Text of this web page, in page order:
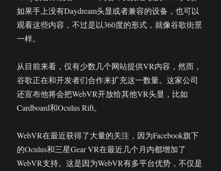
VR/AR
等
获
新
生
如果手上没有Daydream头显或者兼容的设备，也可以
观看这些内容，不过是以360度的形式，就像谷歌街景
一样。
从目前来看，仅有少数几个网站提供VR内容，然而，
谷歌正在和开发者们合作来扩充这一数量。这家公司
还宣布他将会把WebVR开放给其他VR头显，比如
Cardboard和Oculus Rift。
WebVR在最近获得了大量的关注，因为Facebook旗下
的Oculus和三星Gear VR在最近几个月内都增加了
WebVR支持。这是因为WebVR有多平台优势，不仅是